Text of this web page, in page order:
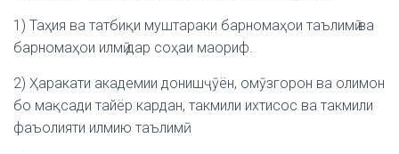
1) Таҳия ва татбиқи муштараки барномаҳои таълимӣ ва
барномаҳои илмӣ дар соҳаи маориф.
2) Ҳаракати академии донишҷӯён, омӯзгорон ва олимон
бо мақсади тайёр кардан, такмили ихтисос ва такмили
фаъолияти илмию таълимӣ.